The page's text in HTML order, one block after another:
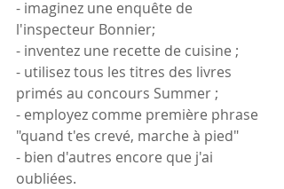
- imaginez une enquête de
l'inspecteur Bonnier;
- inventez une recette de cuisine ;
- utilisez tous les titres des livres
primés au concours Summer ;
- employez comme première phrase
"quand t'es crevé, marche à pied"
- bien d'autres encore que j'ai
oubliées.